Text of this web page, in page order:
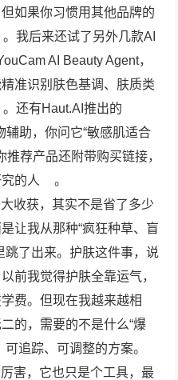
如果你习惯用其他品牌的
。我后来还试了另外几款AI
AI Beauty Agent，
准识别肤色基调、肤质类
。还有Haut.AI 推出的
辅助，你问它“敏感肌适合
荐产品还附带购买链接，
的人
。
收获，其实不是省了多少
让我从那种“疯狂种草、盲
跳了出来。护肤这件事，说
前我觉得护肤全靠运气，
费。但现在我越来越相
的，需要的不是什么“爆
追踪、可调整的方案。
害，它也只是个工具，最